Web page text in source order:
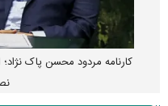
کارنامه مردود محسن پاک‌